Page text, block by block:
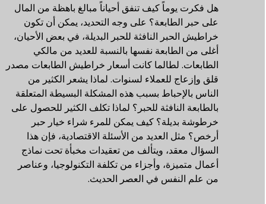
هل فكرت يوماً كيف تنفق أحياناً مبالغ باهظة من المال
على حبر الطابعة؟ على وجه التحديد، يمكن أن تكون
خراطيش الحبر النافثة للحبر البديلة، في بعض الأحيان،
أغلى من الطابعة نفسها بالنسبة للعديد من مالكي
الطابعات. لطالما كانت أسعار خراطيش الطابعات مصدر
قلق وإزعاج للعملاء لسنوات. لماذا يشعر الكثير من
الناس بالإحباط بسبب هذه المشكلة البسيطة المتعلقة
بالطابعة النافثة للحبر؟ لماذا تكلف الكثير للحصول على
خرطوشة بديلة؟ كيف يمكن للمرء شراء خيار حبر
أرخص؟ مثل العديد من الأسئلة الاقتصادية، فإن هذا
السؤال معقد، ويتألف من تعقيدات مخبأة تحت نماذج
أعمال متميزة، وأجزاء من تكلفة التكنولوجيا، وعناصر
من علم النفس في العصر الحديث.